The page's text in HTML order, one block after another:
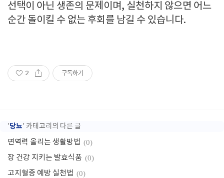
선택이 아닌 생존의 문제이며, 실천하지 않으면 어느
순간 돌이킬 수 없는 후회를 남길 수 있습니다.
2 구독하기
'당뇨' 카테고리의 다른 글
면역력 올리는 생활방법 (0)
장 건강 지키는 발효식품 (0)
고지혈증 예방 실천법 (0)